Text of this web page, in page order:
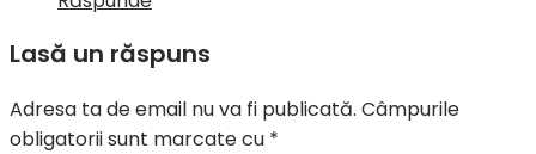
Lasă un răspuns
Adresa ta de email nu va fi publicată. Câmpurile
obligatorii sunt marcate cu *